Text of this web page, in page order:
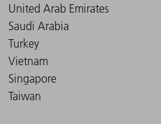
United Arab Emirates
Saudi Arabia
Turkey
Vietnam
Singapore
Taiwan